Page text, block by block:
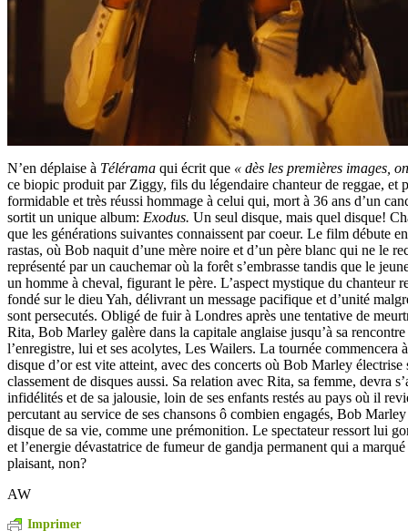
N’en déplaise à Télérama qui écrit que « dès les premières images,
ce biopic produit par Ziggy, fils du légendaire chanteur de reggae, et
formidable et très réussi hommage à celui qui, mort à 36 ans d’un
sortit un unique album: Exodus. Un seul disque, mais quel disque!
que les générations suivantes connaissent par coeur. Le film débute
rastas, où Bob naquit d’une mère noire et d’un père blanc qui ne le
représenté par un cauchemar où la forêt s’embrasse tandis que le
un homme à cheval, figurant le père. L’aspect mystique du chanteur
fondé sur le dieu Yah, délivrant un message pacifique et d’unité
sont persecutés. Obligé de fuir à Londres après une tentative de
Rita, Bob Marley galère dans la capitale anglaise jusqu’à sa
l’enregistre, lui et ses acolytes, Les Wailers. La tournée commencera
disque d’or est vite atteint, avec des concerts où Bob Marley
classement de disques aussi. Sa relation avec Rita, sa femme, devra
infidélités et de sa jalousie, loin de ses enfants restés au pays où il
percutant au service de ses chansons ô combien engagés, Bob Marley
disque de sa vie, comme une prémonition. Le spectateur ressort lui
et l’energie dévastatrice de fumeur de gandja permanent qui a
plaisant, non?
AW
Imprimer